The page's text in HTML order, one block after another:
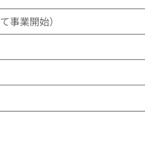
事業開始）